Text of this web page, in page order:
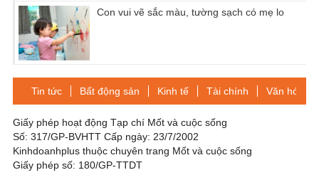
Con vui vẽ sắc màu, tường sạch có mẹ lo
Tin tức Bất động sản Kinh tế Tài chính Văn hóa-
Giấy phép hoạt động Tạp chí Mốt và cuộc sống
Số: 317/GP-BVHTT Cấp ngày: 23/7/2002
Kinhdoanhplus thuộc chuyên trang Mốt và cuộc sống
Giấy phép số: 180/GP-TTDT